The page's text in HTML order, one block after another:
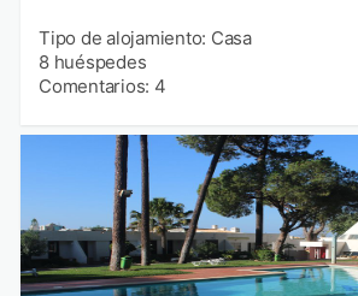
Tipo de alojamiento: Casa
8 huéspedes
Comentarios: 4